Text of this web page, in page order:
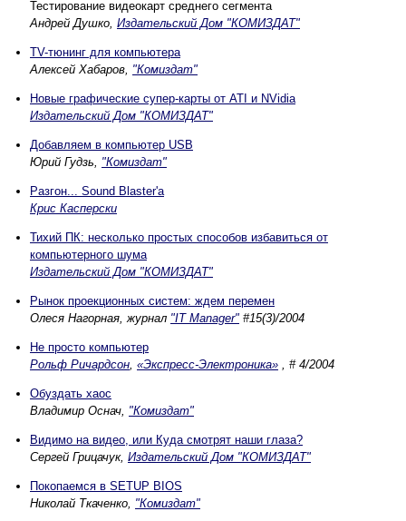
Тестирование видеокарт среднего сегмента
Андрей Душко, Издательский Дом "КОМИЗДАТ"
TV-тюнинг для компьютера
Алексей Хабаров, "Комиздат"
Новые графические супер-карты от ATI и NVidia
Издательский Дом "КОМИЗДАТ"
Добавляем в компьютер USB
Юрий Гудзь, "Комиздат"
Разгон... Sound Blaster'а
Крис Касперски
Тихий ПК: несколько простых способов избавиться от
компьютерного шума
Издательский Дом "КОМИЗДАТ"
Рынок проекционных систем: ждем перемен
Олеся Нагорная, журнал "IT Manager" #15(3)/2004
Не просто компьютер
Рольф Ричардсон, «Экспресс-Электроника» , # 4/2004
Обуздать хаос
Владимир Оснач, "Комиздат"
Видимо на видео, или Куда смотрят наши глаза?
Сергей Грицачук, Издательский Дом "КОМИЗДАТ"
Покопаемся в SETUP BIOS
Николай Ткаченко, "Комиздат"